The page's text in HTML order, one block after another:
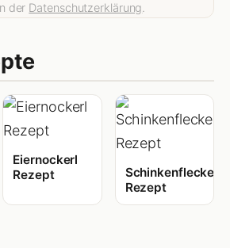
der Datenschutzerklärung
Eiernockerl
Rezept
Schinkenfleckerl
Rezept